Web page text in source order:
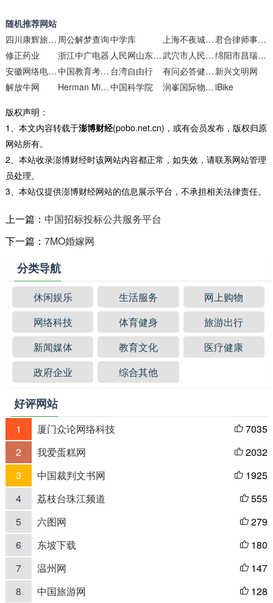
随机推荐网站
四川康辉旅游网 周公解梦查询中学库 上海不夜城手机报价网
君合律师事务所
修正药业
浙江中广电器 人民网山东频道 武穴市人民政府门户网站
绵阳市昌瑞科技
安徽网络电视台
中国教育考试网 台湾自由行 有问必答健康网健康知识数据中心 新兴文明网
解放牛网
Herman Miller中国科学院 润峯国际物流-专注跨境电商物流服务商iBike
版权声明：
1、本文内容转载于澎博财经(pobo.net.cn)，或有会员发布，版权归原
网站所有。
2、本站收录澎博财经时该网站内容都正常，如失效，请联系网站管理
员处理。
3、本站仅提供澎博财经网站的信息展示平台，不承担相关法律责任。
上一篇： 中国招标投标公共服务平台
下一篇： 7MO婚嫁网
分类导航
休闲娱乐 生活服务
网上购物
网络科技
体育健身
旅游出行
新闻媒体
教育文化
医疗健康
政府企业
综合其他
好评网站
1 厦门众论网络科技  7035
2
我爱蛋糕网  2032
3
中国裁判文书网  1925
4
荔枝台珠江频道  555
5
六图网  279
6
东坡下载  180
7
温州网  147
8
中国旅游网  128